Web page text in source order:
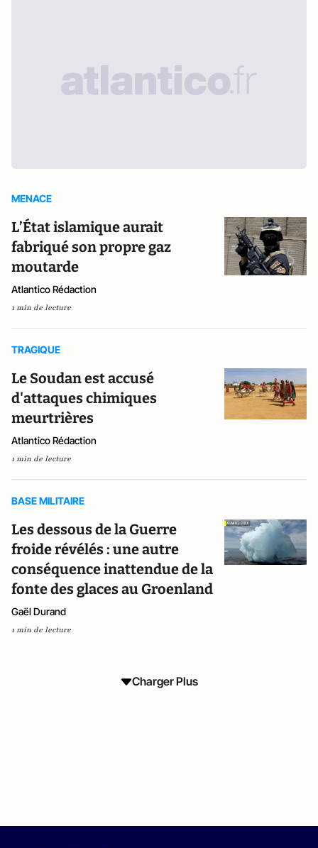
MENACE
L’État islamique aurait
fabriqué son propre gaz
moutarde
Atlantico Rédaction
1 min de lecture
TRAGIQUE
Le Soudan est accusé
d'attaques chimiques
meurtrières
Atlantico Rédaction
1 min de lecture
BASE MILITAIRE
Les dessous de la Guerre
froide révélés : une autre
conséquence inattendue de la
fonte des glaces au Groenland
Gaël Durand
1 min de lecture
Charger Plus